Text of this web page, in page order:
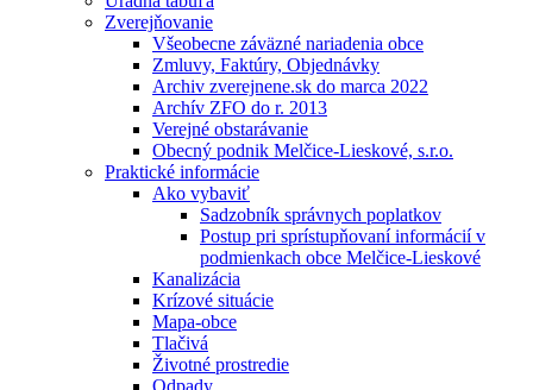
Zverejňovanie
Všeobecne záväzné nariadenia obce
Zmluvy, Faktúry, Objednávky
Archiv zverejnene.sk do marca 2022
Archív ZFO do r. 2013
Verejné obstarávanie
Obecný podnik Melčice-Lieskové, s.r.o.
Praktické informácie
Ako vybaviť
Sadzobník správnych poplatkov
Postup pri sprístupňovaní informácií v
podmienkach obce Melčice-Lieskové
Kanalizácia
Krízové situácie
Mapa-obce
Tlačivá
Životné prostredie
Odpady